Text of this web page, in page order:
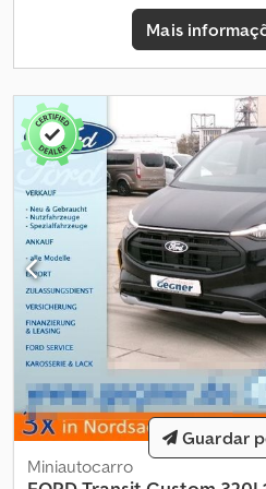
velocidades, manual Dimensões
Dimensões (C x L x A): 549 x 203 x
1.889 kg Carga útil: 1.111 kg Peso
combustível: 6,5 l/100km
urbano: 7,3 l/100km Consumo de
extraurbano: 5,9 l/100km
Inspeção técnica periódica (APK):
chaves: 1 (1 controlo remoto)
sobre as opções de leasing
Fabricante: Mazeland Automotive
BREUGEL, NL = Outras opções e
Apple CarPlay - Retrovisores
Retrovisores exteriores aquecidos
Bluetooth - Vidros elétricos
com ajuste elétrico - Distribuição
travagem - Airbag do condutor -
traseiras - Revestimento em
ajuste em altura - Banco do
Volante com ajuste em altura - Área
circulação diurna LED - Volante em
Mais
Miniautocarro
Guardar